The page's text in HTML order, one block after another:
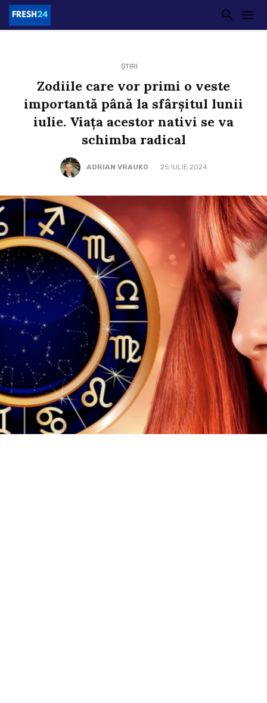
ȘTIRI
Zodiile care vor primi o veste
importantă până la sfârșitul lunii
iulie. Viața acestor nativi se va
schimba radical
ADRIAN VRAUKO 25 IULIE 2024